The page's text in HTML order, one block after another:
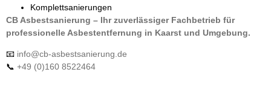
Komplettsanierungen
CB Asbestsanierung – Ihr zuverlässiger Fachbetrieb für
professionelle Asbestentfernung in Kaarst und Umgebung.
📧 info@cb-asbestsanierung.de
📞 +49 (0)160 8522464